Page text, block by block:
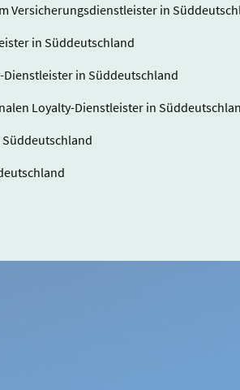
Versicherungsdienstleister in
in Süddeutschland
in Süddeutschland
Loyalty-Dienstleister in